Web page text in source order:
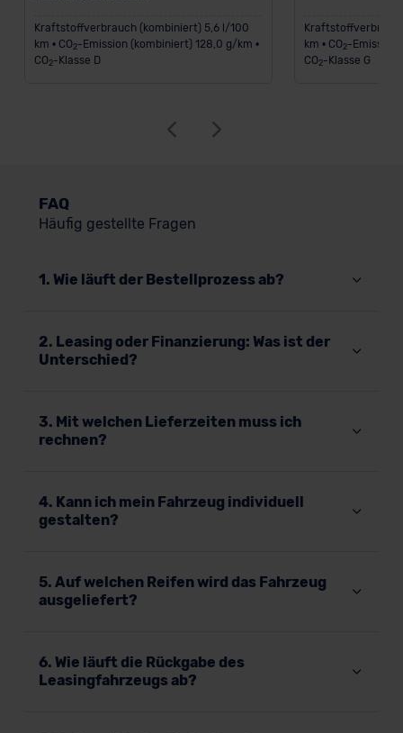
Kraftstoffverbrauch (kombiniert) 5,6 l/100
km • CO2-Emission (kombiniert) 128,0 g/km •
CO2-Klasse D
km • CO2-Emission
CO2-Klasse G
FAQ
Häufig gestellte Fragen
1. Wie läuft der Bestellprozess ab?
2. Leasing oder Finanzierung: Was ist der
Unterschied?
3. Mit welchen Lieferzeiten muss ich
rechnen?
4. Kann ich mein Fahrzeug individuell
gestalten?
5. Auf welchen Reifen wird das Fahrzeug
ausgeliefert?
6. Wie läuft die Rückgabe des
Leasingfahrzeugs ab?